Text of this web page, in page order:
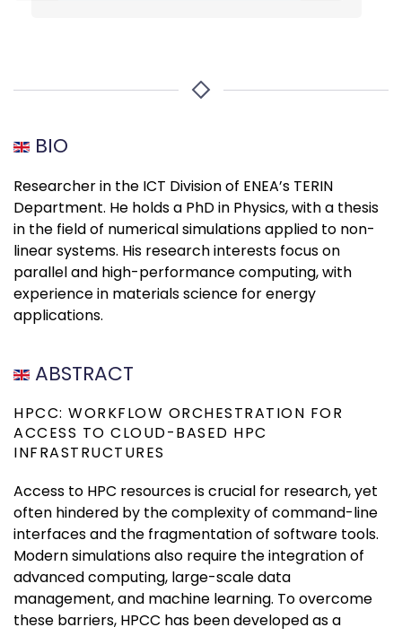
BIO
Researcher in the ICT Division of ENEA’s TERIN
Department. He holds a PhD in Physics, with a thesis
in the field of numerical simulations applied to non-
linear systems. His research interests focus on
parallel and high-performance computing, with
experience in materials science for energy
applications.
ABSTRACT
HPCC: WORKFLOW ORCHESTRATION FOR
ACCESS TO CLOUD-BASED HPC
INFRASTRUCTURES
Access to HPC resources is crucial for research, yet
often hindered by the complexity of command-line
interfaces and the fragmentation of software tools.
Modern simulations also require the integration of
advanced computing, large-scale data
management, and machine learning. To overcome
these barriers, HPCC has been developed as a